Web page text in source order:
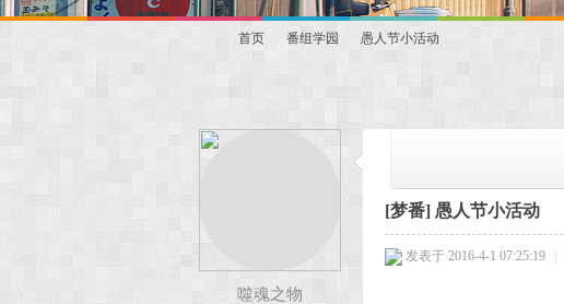
梦 »
首页
›
番组学园
›
愚人节小活动
噬魂之物
[梦番] 愚人节小活动
发表于 2016-4-1 07:25:19